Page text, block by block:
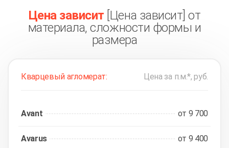
Цена зависит [Цена зависит] от
материала, сложности формы и
размера
Кварцевый агломерат: Цена за п.м.*, руб.
Avant от 9 700
Avarus от 9 400